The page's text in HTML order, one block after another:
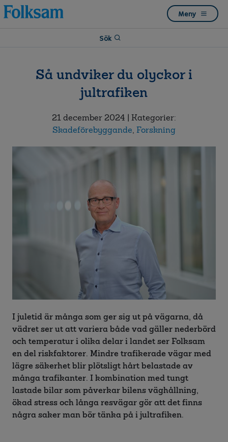
Till
navigation
Till
innehåll
Meny
Sök
Så undviker du olyckor i
jultrafiken
21 december 2024 | Kategorier:
Skadeförebyggande, Forskning
I juletid är många som ger sig ut på vägarna, då
vädret ser ut att variera både vad gäller nederbörd
och temperatur i olika delar i landet ser Folksam
en del riskfaktorer. Mindre trafikerade vägar med
lägre säkerhet blir plötsligt hårt belastade av
många trafikanter. I kombination med tungt
lastade bilar som påverkar bilens väghållning,
ökad stress och långa resvägar gör att det finns
några saker man bör tänka på i jultrafiken.